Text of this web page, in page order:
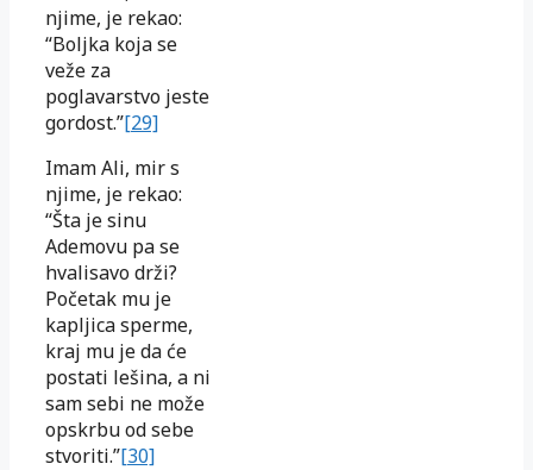
njime, je rekao:
“Boljka koja se
veže za
poglavarstvo jeste
gordost.”[29]
Imam Ali, mir s
njime, je rekao:
“Šta je sinu
Ademovu pa se
hvalisavo drži?
Početak mu je
kapljica sperme,
kraj mu je da će
postati lešina, a ni
sam sebi ne može
opskrbu od sebe
stvoriti.”[30]